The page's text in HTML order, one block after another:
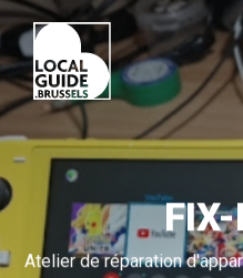
Atelier de réparation